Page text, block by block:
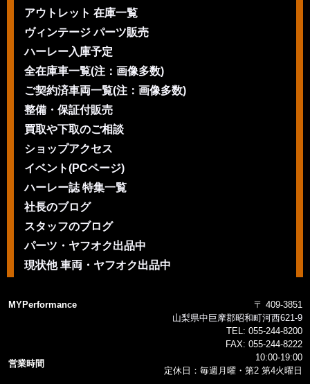
アウトレット 在庫一覧
ヴィンテージ パーツ販売
ハーレー入庫予定
全在庫車一覧(注：画像多数)
ご契約済車両一覧(注：画像多数)
整備・保証付販売
買取や下取のご相談
ショップアクセス
イベント(PCページ)
ハーレー誌 特集一覧
社長のブログ
スタッフのブログ
パーツ・ヤフオク出品中
現状他 車両・ヤフオク出品中
MYPerformance
〒 409-3851
山梨県中巨摩郡昭和町河西621-9
TEL: 055-244-8200
FAX: 055-244-8222
営業時間
10:00-19:00
定休日：毎週月曜・第2 第4火曜日